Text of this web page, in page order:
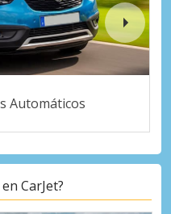
Automáticos
CarJet?